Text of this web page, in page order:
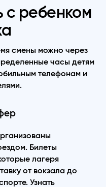
с ребенком
смены можно через
часы детям
телефонам и
Билеты
лагеря
от вокзала до
Узнать